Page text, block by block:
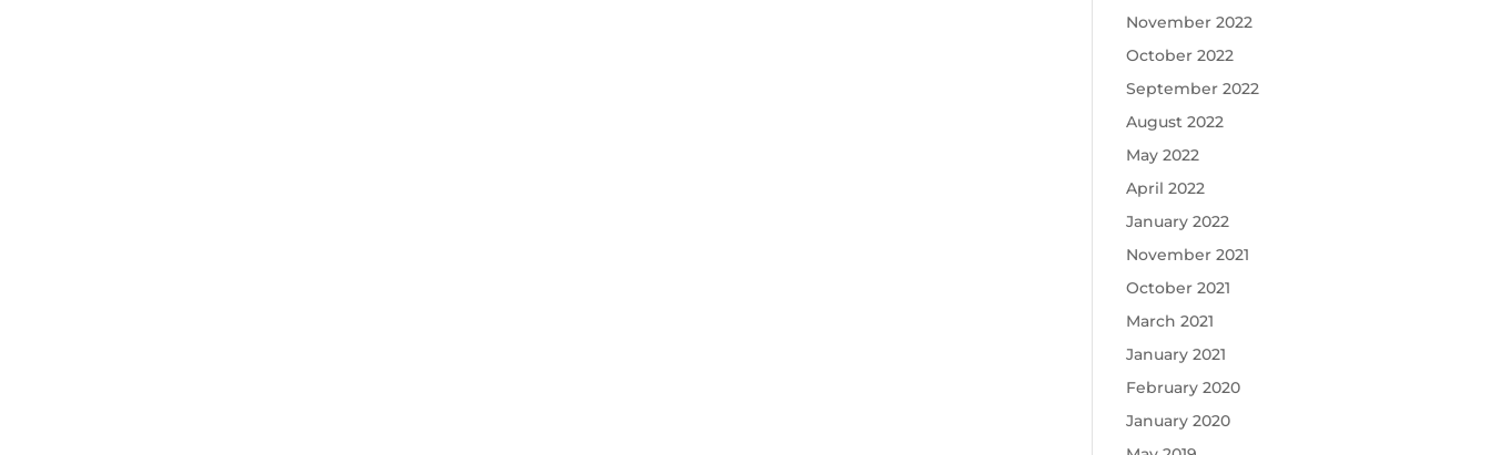
November 2022
October 2022
September 2022
August 2022
May 2022
April 2022
January 2022
November 2021
October 2021
March 2021
January 2021
February 2020
January 2020